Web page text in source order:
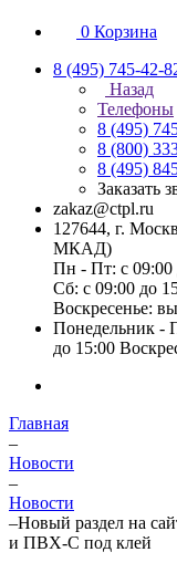
0 Корзина
8 (495) 745-42-
Назад
Телефоны
8 (495)
8 (800)
8 (495)
Заказать
zakaz@ctpl.ru
127644, г.
МКАД)
Пн - Пт: с 09:00
Сб: с 09:00 до
Воскресенье:
Понедельник -
до 15:00
Главная
–
Новости
–
Новости
–Новый раздел на
и ПВХ-С под клей